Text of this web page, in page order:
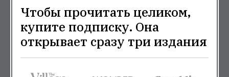
Чтобы прочитать целиком,
купите подписку. Она
открывает сразу три издания